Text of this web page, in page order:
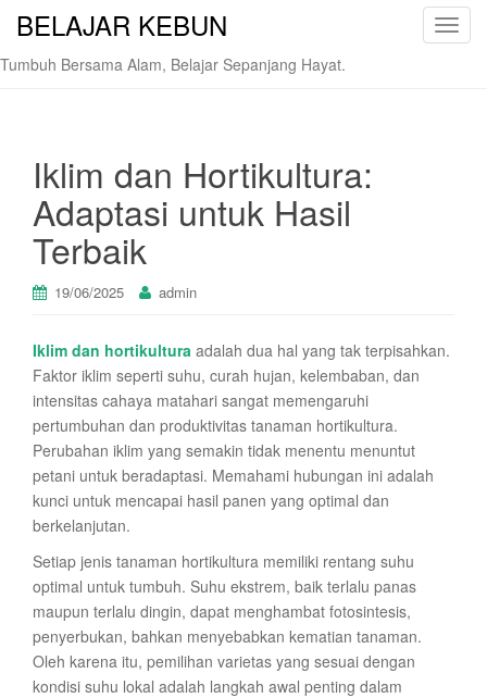
T
i
BELAJAR KEBUN
Tumbuh Bersama Alam, Belajar Sepanjang Hayat.
Iklim dan Hortikultura:
Adaptasi untuk Hasil
Terbaik
19/06/2025 admin
Iklim dan hortikultura adalah dua hal yang tak terpisahkan.
Faktor iklim seperti suhu, curah hujan, kelembaban, dan
intensitas cahaya matahari sangat memengaruhi
pertumbuhan dan produktivitas tanaman hortikultura.
Perubahan iklim yang semakin tidak menentu menuntut
petani untuk beradaptasi. Memahami hubungan ini adalah
kunci untuk mencapai hasil panen yang optimal dan
berkelanjutan.
Setiap jenis tanaman hortikultura memiliki rentang suhu
optimal untuk tumbuh. Suhu ekstrem, baik terlalu panas
maupun terlalu dingin, dapat menghambat fotosintesis,
penyerbukan, bahkan menyebabkan kematian tanaman.
Oleh karena itu, pemilihan varietas yang sesuai dengan
kondisi suhu lokal adalah langkah awal penting dalam